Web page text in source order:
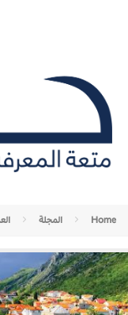
Home المجلة